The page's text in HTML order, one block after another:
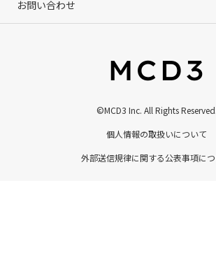
お問い合わせ
©MCD3 Inc. All Rights Reserved.
個人情報の取扱いについて
外部送信規律に関する公表事項に